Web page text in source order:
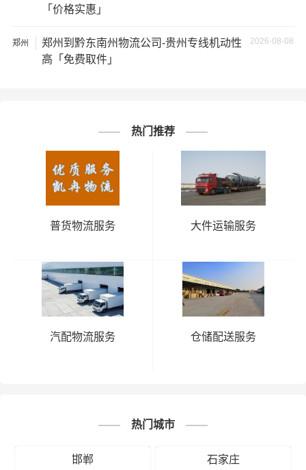
# 邯郸专线
# 邯郸货运
# 邯郸物流
# 物流专线
# 物流公司
「价格实惠」
郑州 2026-08-08
郑州到黔东南州物流公司-贵州专线机动性
高「免费取件」
热门推荐
普货物流服务 大件运输服务
汽配物流服务 仓储配送服务
热门城市
邯郸 石家庄